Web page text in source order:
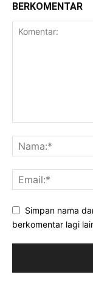
BERKOMENTAR
Simpan nama
berkomentar lagi